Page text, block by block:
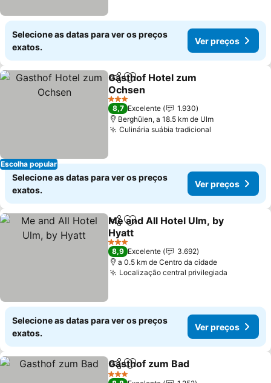
Selecione as datas para ver os preços
exatos.
Ver preços
Escolha popular
PartilharAdicionar aos favoritos
Gasthof Hotel zum
Ochsen
Ver preços
3 Estrelas
8,7 Excelente
1.930
Berghülen, a 18.5 km de Ulm
Culinária suábia tradicional
Selecione as datas para ver os preços
exatos.
Ver preços
PartilharAdicionar aos favoritos
Me and All Hotel Ulm, by
Hyatt
Ver preços
3 Estrelas
8,9 Excelente
3.692
a 0.5 km de Centro da cidade
Localização central privilegiada
Selecione as datas para ver os preços
exatos.
Ver preços
PartilharAdicionar aos favoritos
Gasthof zum Bad
3 Estrelas